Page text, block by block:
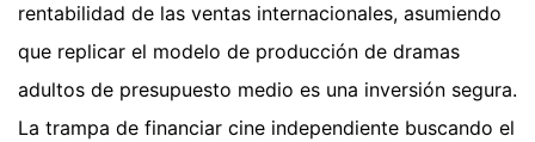
rentabilidad de las ventas internacionales, asumiendo
que replicar el modelo de producción de dramas
adultos de presupuesto medio es una inversión segura.
La trampa de financiar cine independiente buscando el